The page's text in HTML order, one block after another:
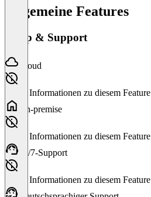
Allgemeine Features
Setup & Support
Cloud
Keine Informationen zu diesem Feature
On-premise
Keine Informationen zu diesem Feature
24/7-Support
Keine Informationen zu diesem Feature